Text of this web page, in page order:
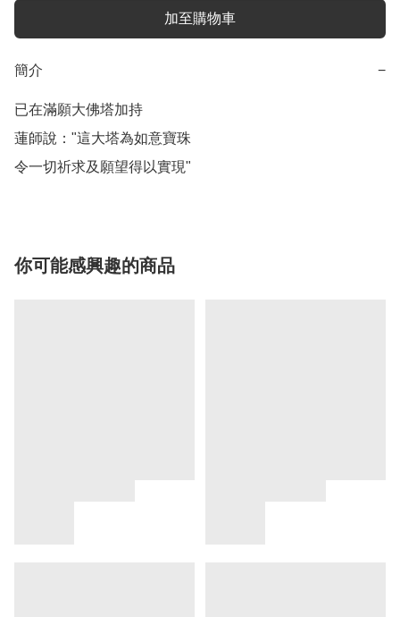
加至購物車
簡介 −
已在滿願大佛塔加持
蓮師說："這大塔為如意寶珠
令一切祈求及願望得以實現"
你可能感興趣的商品